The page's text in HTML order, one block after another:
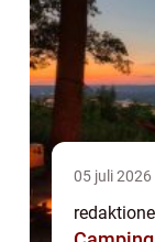
05 juli 2026
redaktionel